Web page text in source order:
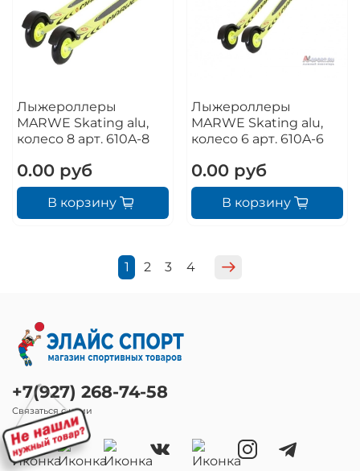
Лыжероллеры
MARWE Skating alu,
колесо 8 арт. 610A-8
0.00 руб
В корзину
Лыжероллеры
MARWE Skating alu,
колесо 6 арт. 610A-6
0.00 руб
В корзину
1 2 3 4
+7(927) 268-74-58
Связаться с нами